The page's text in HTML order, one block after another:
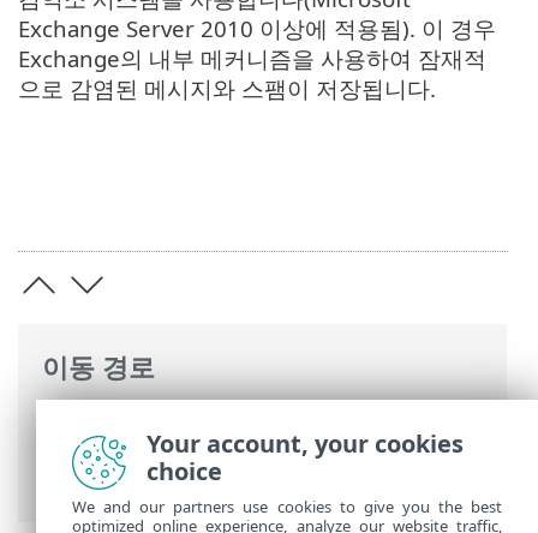
이동 경로
고급 설정
>메일 검역소> 검역소 사서함 및
MS Exchange 검역소
Exchange Server 2010 이상에 적용됨). 이 경우
Exchange의 내부 메커니즘을 사용하여 잠재적
으로 감염된 메시지와 스팸이 저장됩니다.
Your account, your cookies
choice
We and our partners use cookies to give you the best
optimized online experience, analyze our website traffic,